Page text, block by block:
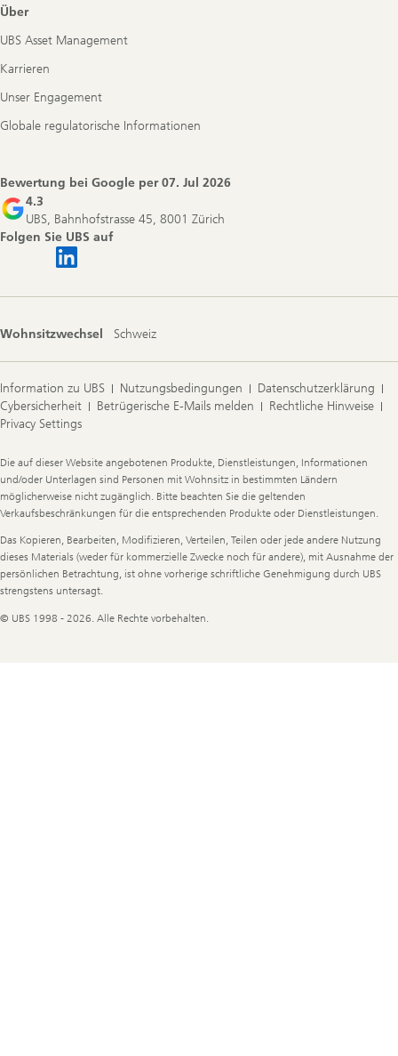
Über
UBS Asset Management
Karrieren
Unser Engagement
Globale regulatorische Informationen
Bewertung bei Google per07. Jul 2026
4.3
UBS, Bahnhofstrasse 45, 8001 Zürich
Folgen Sie UBS auf
Wohnsitzwechsel Schweiz
Information zu UBS Nutzungsbedingungen
Datenschutzerklärung
Cybersicherheit
Betrügerische E-Mails melden
Rechtliche Hinweise
Privacy Settings
Legal
Information
Die auf dieser Website angebotenen Produkte, Dienstleistungen, Informationen
und/oder Unterlagen sind Personen mit Wohnsitz in bestimmten Ländern
möglicherweise nicht zugänglich. Bitte beachten Sie die geltenden
Verkaufsbeschränkungen für die entsprechenden Produkte oder Dienstleistungen.
Das Kopieren, Bearbeiten, Modifizieren, Verteilen, Teilen oder jede andere Nutzung
dieses Materials (weder für kommerzielle Zwecke noch für andere), mit Ausnahme der
persönlichen Betrachtung, ist ohne vorherige schriftliche Genehmigung durch UBS
strengstens untersagt.
© UBS 1998 - 2026. Alle Rechte vorbehalten.